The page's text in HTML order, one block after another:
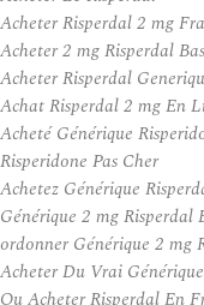
Acheter Risperdal 2 mg
Acheter 2 mg Risperdal
Acheter Risperdal
Achat Risperdal 2 mg En
Acheté Générique
Risperidone Pas Cher
Achetez Générique
Générique 2 mg
ordonner Générique 2 mg
Acheter Du Vrai